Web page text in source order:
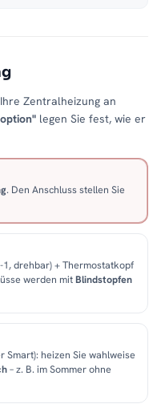
Zentralheizung an
legen Sie fest, wie er
. Den Anschluss stellen Sie
1, drehbar) + Thermostatkopf
werden mitBlindstopfen
Smart): heizen Sie wahlweise
– z. B. im Sommer ohne